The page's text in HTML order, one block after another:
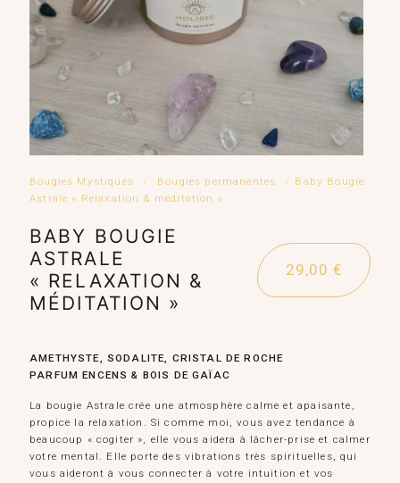
Bougies Mystiques / Bougies permanentes / Baby Bougie
Astrale « Relaxation & méditation »
BABY BOUGIE
ASTRALE
« RELAXATION &
MÉDITATION »
29,00 €
AMETHYSTE, SODALITE, CRISTAL DE ROCHE
PARFUM ENCENS & BOIS DE GAÏAC
La bougie Astrale crée une atmosphère calme et apaisante,
propice la relaxation. Si comme moi, vous avez tendance à
beaucoup « cogiter », elle vous aidera à lâcher-prise et calmer
votre mental. Elle porte des vibrations très spirituelles, qui
vous aideront à vous connecter à votre intuition et vos